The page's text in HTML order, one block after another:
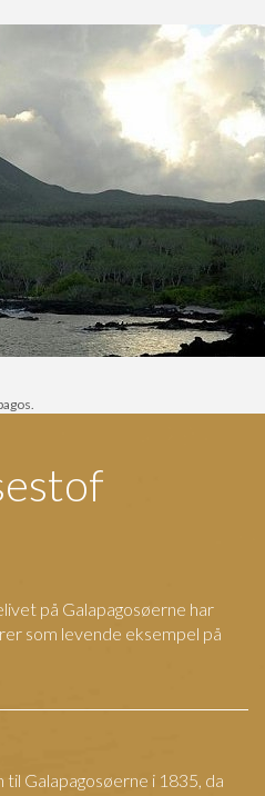
på Galapagosøerne har
som levende eksempel på
Galapagosøerne i 1835, da